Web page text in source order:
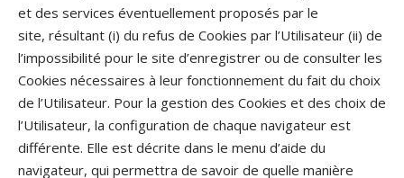
et des services éventuellement proposés par le
site, résultant (i) du refus de Cookies par l’Utilisateur (ii) de
l’impossibilité pour le site d’enregistrer ou de consulter les
Cookies nécessaires à leur fonctionnement du fait du choix
de l’Utilisateur. Pour la gestion des Cookies et des choix de
l’Utilisateur, la configuration de chaque navigateur est
différente. Elle est décrite dans le menu d’aide du
navigateur, qui permettra de savoir de quelle manière